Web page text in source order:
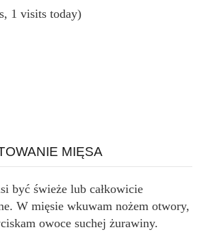
1 visits today)
MIĘSA
być świeże lub całkowicie
W mięsie wkuwam nożem otwory,
owoce suchej żurawiny.